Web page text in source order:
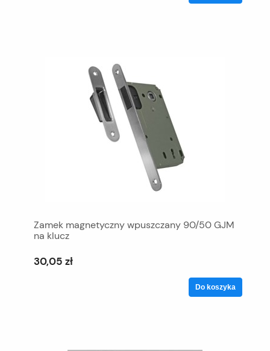
Zamek magnetyczny wpuszczany 90/50 GJM
na klucz
30,05 zł
Do koszyka